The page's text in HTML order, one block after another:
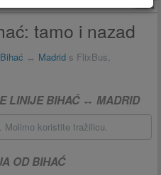
Reklama
tamo i nazad
Bihać ↔ Madrid s FlixBus,
LINIJE BIHAĆ ↔ MADRID
koristite tražilicu.
OD BIHAĆ